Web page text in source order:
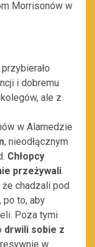
Morrisonów w
i dobremu
ale z
w Alamedzie
, nieodłącznym
Chłopcy
przeżywali
że chadzali pod
po to, aby
Poza tymi
drwili sobie z
w